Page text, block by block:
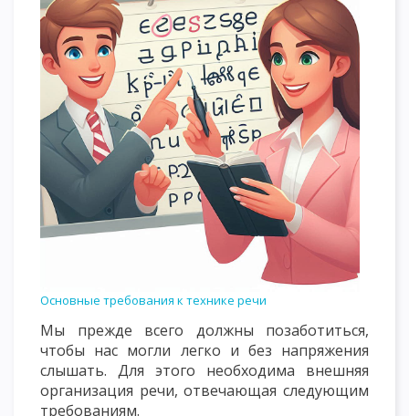
Основные требования к технике речи
Мы прежде всего должны позаботиться,
чтобы нас могли легко и без напряжения
слышать. Для этого необходима внешняя
организация речи, отвечающая следующим
требованиям.